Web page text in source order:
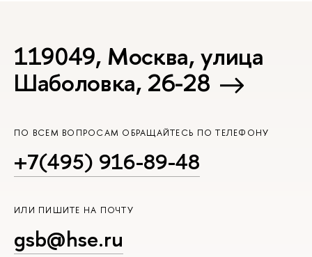
119049, Москва, улица
Шаболовка, 26-28
ПО ВСЕМ ВОПРОСАМ ОБРАЩАЙТЕСЬ ПО ТЕЛЕФОНУ
+7(495) 916-89-48
ИЛИ ПИШИТЕ НА ПОЧТУ
gsb@hse.ru